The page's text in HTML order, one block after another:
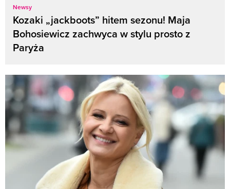
Newsy
Kozaki „jackboots” hitem sezonu! Maja
Bohosiewicz zachwyca w stylu prosto z
Paryża